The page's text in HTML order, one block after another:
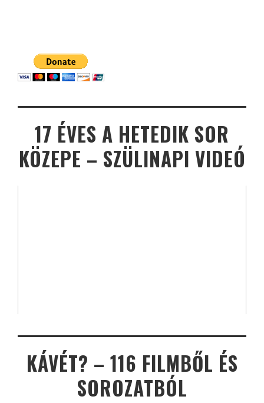
17 ÉVES A HETEDIK SOR
KÖZEPE – SZÜLINAPI VIDEÓ
KÁVÉT? – 116 FILMBŐL ÉS
SOROZATBÓL